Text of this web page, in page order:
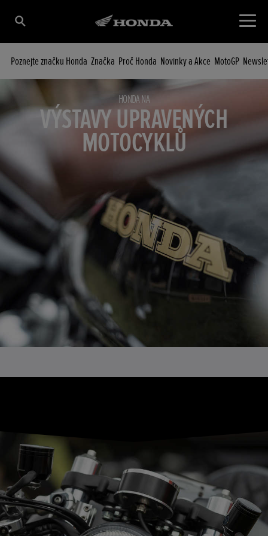
Poznejte značku Honda Značka Proč Honda Novinky a Akce MotoGP
HONDA NA
VÝSTAVY UPRAVENÝCH
MOTOCYKLŮ